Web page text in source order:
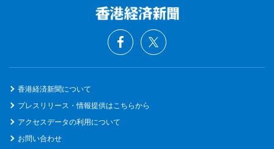
香港経済新聞について
プレスリリース・情報提供はこちらから
アクセスデータの利用について
お問い合わせ